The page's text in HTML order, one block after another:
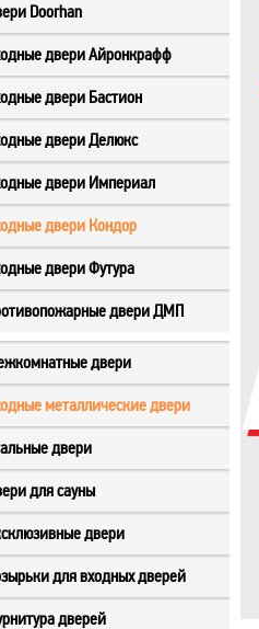
Doorhan
двери Айронкрафф
двери Бастион
двери Делюкс
двери Империал
двери Кондор
двери Футура
двери ДМП
двери
металлические двери
двери
для сауны
двери
для входных дверей
дверей